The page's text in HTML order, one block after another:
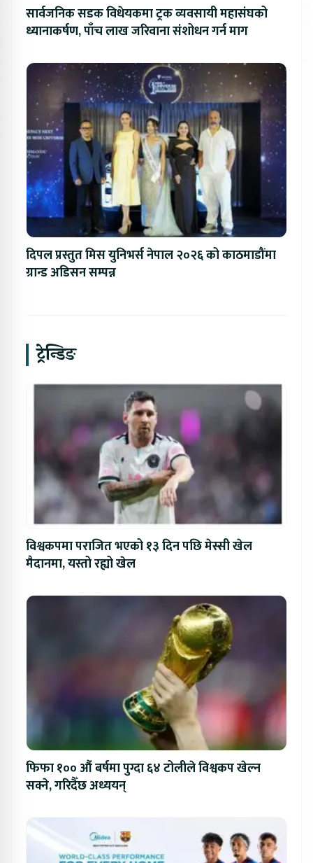
सार्वजनिक सडक विधेयकमा ट्रक व्यवसायी महासंघको
ध्यानाकर्षण, पाँच लाख जरिवाना संशोधन गर्न माग
दिपल प्रस्तुत मिस युनिभर्स नेपाल २०२६ को काठमाडौंमा
ग्रान्ड अडिसन सम्पन्न
ट्रेन्डिङ
विश्वकपमा पराजित भएको १३ दिन पछि मेस्सी खेल
मैदानमा, यस्तो रह्यो खेल
फिफा १०० औं बर्षमा पुग्दा ६४ टोलीले विश्वकप खेल्न
सक्ने, गरिदैँछ अध्ययन्